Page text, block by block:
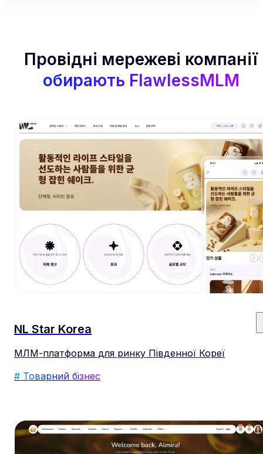
Провідні мережеві компанії
обирають FlawlessMLM
NL Star Korea
МЛМ-платформа для ринку Південної Кореї
# Товарний бізнес